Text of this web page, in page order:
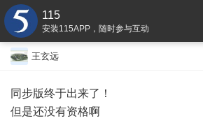
115
安装115APP，随时参与互动
王玄远
同步版终于出来了！
但是还没有资格啊